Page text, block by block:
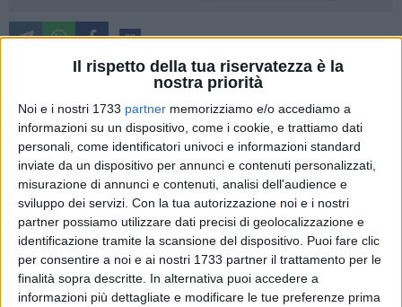
Il rispetto della tua riservatezza è la
nostra priorità
Noi e i nostri 1733 partner memorizziamo e/o accediamo a
informazioni su un dispositivo, come i cookie, e trattiamo dati
personali, come identificatori univoci e informazioni standard
inviate da un dispositivo per annunci e contenuti personalizzati,
misurazione di annunci e contenuti, analisi dell'audience e
sviluppo dei servizi. Con la tua autorizzazione noi e i nostri
partner possiamo utilizzare dati precisi di geolocalizzazione e
identificazione tramite la scansione del dispositivo. Puoi fare clic
per consentire a noi e ai nostri 1733 partner il trattamento per le
finalità sopra descritte. In alternativa puoi accedere a
informazioni più dettagliate e modificare le tue preferenze prima
20
Inizia oggi il calendario di appuntamenti legati alla Festa
dell'Esaltazione della Croce. I festeggiamenti in onore
dell'Insigne Reliquia del Santo Legno della Croce -
compatrona della città di Barletta - si svolgeranno presso la
Basilica del Santo Sepolcro di Barletta.
Tra le iniziative da ricordare:
12 - 13 settembre: visita al tesoro della Basilica
14 settembre: dopo la processione, esibizione della